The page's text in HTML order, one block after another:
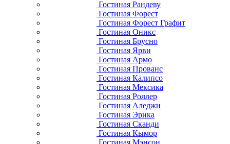
Гостиная Рандеву
Гостиная Форест
Гостиная Форест Графит
Гостиная Оникс
Гостиная Брусно
Гостиная Ярви
Гостиная Армо
Гостиная Прованс
Гостиная Калипсо
Гостиная Мексика
Гостиная Роллер
Гостиная Аледжи
Гостиная Эрика
Гостиная Сканди
Гостиная Кымор
Гостиная Мэнсон